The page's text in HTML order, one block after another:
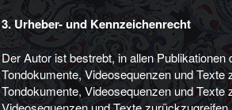
3. Urheber- und Kennzeichenrecht
Der Autor ist bestrebt, in allen
Tondokumente, Videosequenzen und
Tondokumente, Videosequenzen und